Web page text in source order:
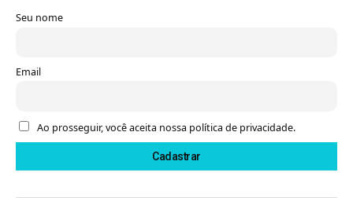
Seu nome
Email
Ao prosseguir, você aceita nossa política de privacidade.